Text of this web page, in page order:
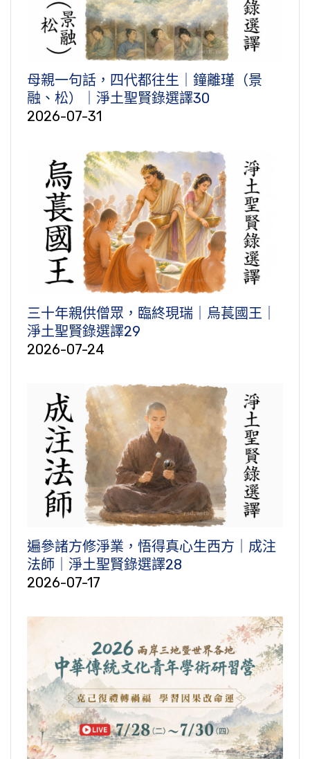
母親一句話，四代都往生｜鐘離瑾（景
融、松）｜淨土聖賢錄選譯30
2026-07-31
三十年親供僧眾，臨終現瑞｜烏萇國王｜
淨土聖賢錄選譯29
2026-07-24
遍參諸方修淨業，悟得真心生西方｜成注
法師｜淨土聖賢錄選譯28
2026-07-17